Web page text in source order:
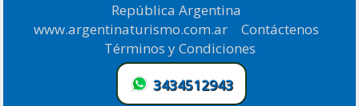
República Argentina
www.argentinaturismo.com.ar| Contáctenos
Términos y Condiciones
3434512943